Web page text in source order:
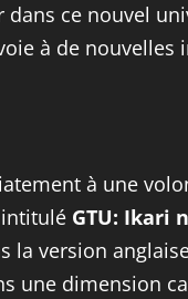
ce nouvel
à de nouvelles
à une
intitulé GTU: Ikari
la version
une dimension